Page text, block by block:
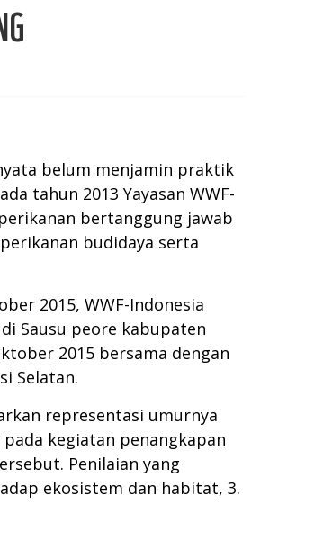
belum menjamin praktik
tahun 2013 Yayasan WWF-
bertanggung jawab
budidaya serta
2015, WWF-Indonesia
Sausu peore kabupaten
2015 bersama dengan
Selatan.
representasi umurnya
kegiatan penangkapan
Penilaian yang
ekosistem dan habitat, 3.